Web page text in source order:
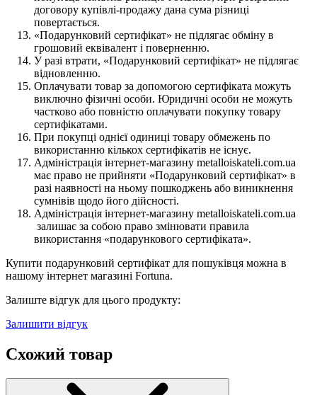
договору купівлі-продажу дана сума різниці
повертається.
«Подарунковий сертифікат» не підлягає обміну в
грошовий еквівалент і поверненню.
У разі втрати, «Подарунковий сертифікат» не підлягає
відновленню.
Оплачувати товар за допомогою сертифіката можуть
виключно фізичні особи. Юридичні особи не можуть
частково або повністю оплачувати покупку товару
сертифікатами.
При покупці однієї одиниці товару обмежень по
використанню кількох сертифікатів не існує.
Адміністрація інтернет-магазину metalloiskateli.com.ua
має право не прийняти «Подарунковий сертифікат» в
разі наявності на ньому пошкоджень або виникнення
сумнівів щодо його дійсності.
Адміністрація інтернет-магазину metalloiskateli.com.ua
залишає за собою право змінювати правила
використання «подарункового сертифіката».
Купити подарунковий сертифікат для пошуківця можна в
нашому інтернет магазині Fortuna.
Залиште відгук для цього продукту:
Залишити відгук
Схожий товар